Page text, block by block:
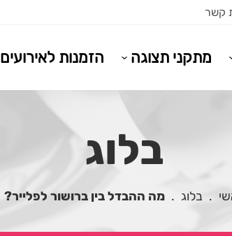
קשר
מתקני תצוגה הזמנות לאירועים
בלוג
. בלוג . מה ההבדל בין ברושור לפלייר?